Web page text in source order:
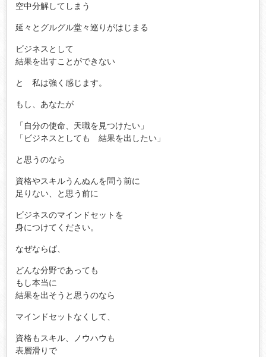
空中分解してしまう
延々とグルグル堂々巡りがはじまる
ビジネスとして
結果を出すことができない
と 私は強く感じます。
もし、あなたが
「自分の使命、天職を見つけたい」
「ビジネスとしても 結果を出したい」
と思うのなら
資格やスキルうんぬんを問う前に
足りない、と思う前に
ビジネスのマインドセットを
身につけてください。
なぜならば、
どんな分野であっても
もし本当に
結果を出そうと思うのなら
マインドセットなくして、
資格もスキル、ノウハウも
表層滑りで